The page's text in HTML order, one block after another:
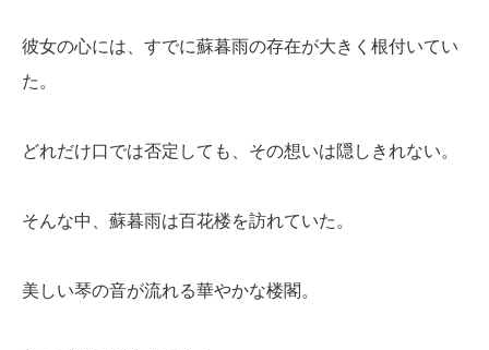
彼女の心には、すでに蘇暮雨の存在が大きく根付いてい
た。
どれだけ口では否定しても、その想いは隠しきれない。
そんな中、蘇暮雨は百花楼を訪れていた。
美しい琴の音が流れる華やかな楼閣。